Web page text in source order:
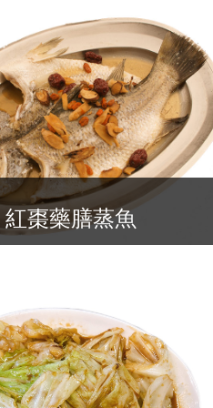
紅棗藥膳蒸魚